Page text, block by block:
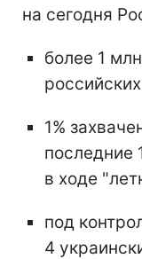
на сегодня
более 1
1%
последние
в ходе
под
4